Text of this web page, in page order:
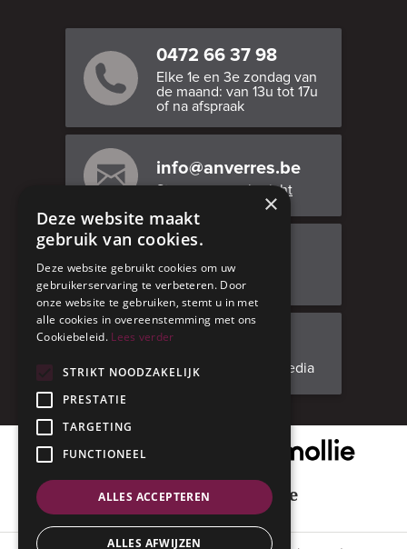
0472 66 37 98
Elke 1e en 3e zondag van
de maand: van 13u tot 17u
of na afspraak
info@anverres.be
Stuur ons een bericht
Adresgegevens
Facebook
Volg ons op social media
Onze veilige betaalpartner
Geniet met mate
×
Deze website maakt
gebruik van cookies.
Deze website gebruikt cookies om uw
gebruikerservaring te verbeteren. Door
onze website te gebruiken, stemt u in met
alle cookies in overeenstemming met ons
Cookiebeleid. Lees verder
STRIKT NOODZAKELIJK
PRESTATIE
TARGETING
FUNCTIONEEL
ALLES ACCEPTEREN
ALLES AFWIJZEN